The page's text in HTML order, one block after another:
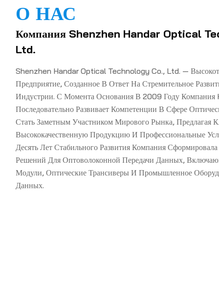
О НАС
Компания Shenzhen Handar Optical
Ltd.
Shenzhen Handar Optical Technology Co., Ltd. —
Предприятие, Созданное В Ответ На Стремительное
Индустрии. С Момента Основания В 2009 Году Компания
Последовательно Развивает Компетенции В Сфере
Стать Заметным Участником Мирового Рынка, Предлагая
Высококачественную Продукцию И Профессиональные
Десять Лет Стабильного Развития Компания
Решений Для Оптоволоконной Передачи Данных,
Модули, Оптические Трансиверы И Промышленное
Данных.